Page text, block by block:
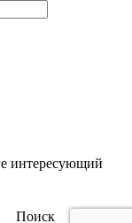
интересующий
Поиск